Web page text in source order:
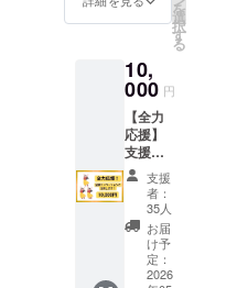
個別に
ます。
の開業
時、お
らせて
いただ
きま
す。 備
考 ※写
真はイ
メージ
です。
お花は
こちら
のため
お時間
をいた
だきま
す。発
送は
2027年
を予定
してい
ます。
【内
容】 焙
煎コー
ヒー豆
を
選
択
す
る
10,
000 円
【全力
応援】
支援は
全額リ
ノベー
ション
費用
へ！
「品物
はなく
支援
者：
35人
お届
け予
定：
2026